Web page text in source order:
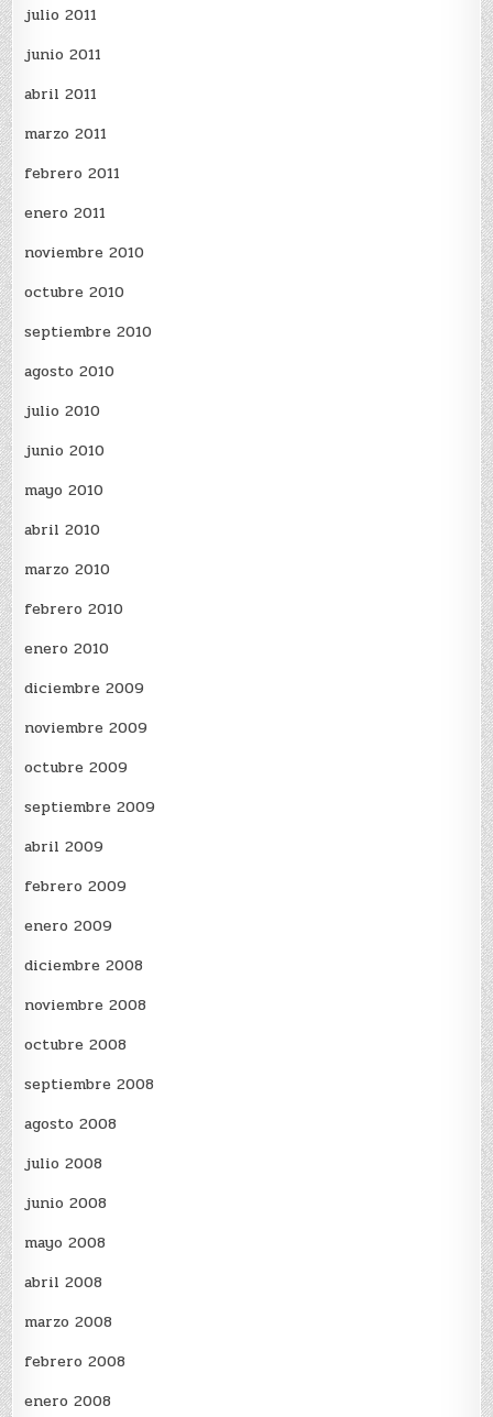
julio 2011
junio 2011
abril 2011
marzo 2011
febrero 2011
enero 2011
noviembre 2010
octubre 2010
septiembre 2010
agosto 2010
julio 2010
junio 2010
mayo 2010
abril 2010
marzo 2010
febrero 2010
enero 2010
diciembre 2009
noviembre 2009
octubre 2009
septiembre 2009
abril 2009
febrero 2009
enero 2009
diciembre 2008
noviembre 2008
octubre 2008
septiembre 2008
agosto 2008
julio 2008
junio 2008
mayo 2008
abril 2008
marzo 2008
febrero 2008
enero 2008